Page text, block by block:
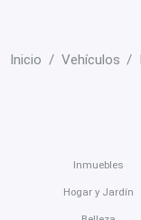
Inicio Vehículos
Inmuebles
Hogar y Jardín